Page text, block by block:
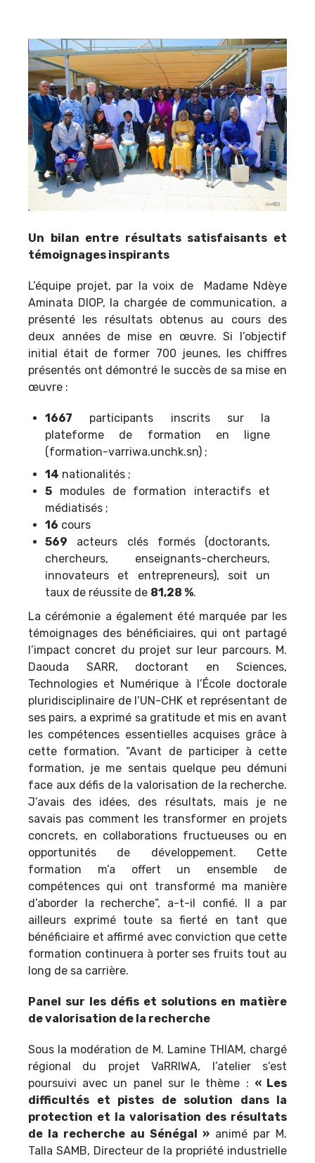
Un bilan entre résultats satisfaisants et
témoignages inspirants
L’équipe projet, par la voix de Madame Ndèye
Aminata DIOP, la chargée de communication, a
présenté les résultats obtenus au cours des
deux années de mise en œuvre. Si l’objectif
initial était de former 700 jeunes, les chiffres
présentés ont démontré le succès de sa mise en
œuvre :
1667 participants inscrits sur la
plateforme de formation en ligne
(formation-varriwa.unchk.sn) ;
14 nationalités ;
5 modules de formation interactifs et
médiatisés ;
16 cours
569 acteurs clés formés (doctorants,
chercheurs, enseignants-chercheurs,
innovateurs et entrepreneurs), soit un
taux de réussite de 81,28 %.
La cérémonie a également été marquée par les
témoignages des bénéficiaires, qui ont partagé
l’impact concret du projet sur leur parcours. M.
Daouda SARR, doctorant en Sciences,
Technologies et Numérique à l’École doctorale
pluridisciplinaire de l’UN-CHK et représentant de
ses pairs, a exprimé sa gratitude et mis en avant
les compétences essentielles acquises grâce à
cette formation. “Avant de participer à cette
formation, je me sentais quelque peu démuni
face aux défis de la valorisation de la recherche.
J’avais des idées, des résultats, mais je ne
savais pas comment les transformer en projets
concrets, en collaborations fructueuses ou en
opportunités de développement. Cette
formation m’a offert un ensemble de
compétences qui ont transformé ma manière
d’aborder la recherche”, a-t-il confié. Il a par
ailleurs exprimé toute sa fierté en tant que
bénéficiaire et affirmé avec conviction que cette
formation continuera à porter ses fruits tout au
long de sa carrière.
Panel sur les défis et solutions en matière
de valorisation de la recherche
Sous la modération de M. Lamine THIAM, chargé
régional du projet VaRRIWA, l’atelier s’est
poursuivi avec un panel sur le thème : « Les
difficultés et pistes de solution dans la
protection et la valorisation des résultats
de la recherche au Sénégal » animé par M.
Talla SAMB, Directeur de la propriété industrielle